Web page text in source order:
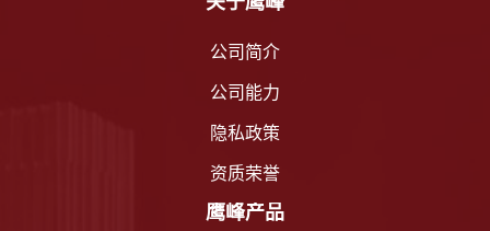
公司简介
公司能力
隐私政策
资质荣誉
鹰峰产品